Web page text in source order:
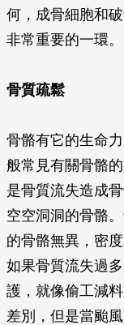
何，成骨細胞和
非常重要的一環。
骨質疏鬆
骨骼有它的生命
般常見有關骨骼
是骨質流失造成
空空洞洞的骨骼
的骨骼無異，密
如果骨質流失過
護，就像偷工減
差別，但是當颱